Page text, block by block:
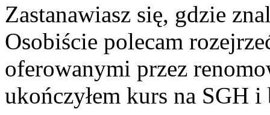
Zastanawiasz się, gdzie
Osobiście polecam
oferowanymi przez
ukończyłem kurs na SGH